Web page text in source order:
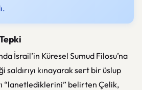
İsrail’in Küresel Sumud Filosu’na
kınayarak sert bir üslup
“lanetlediklerini” belirten Çelik,